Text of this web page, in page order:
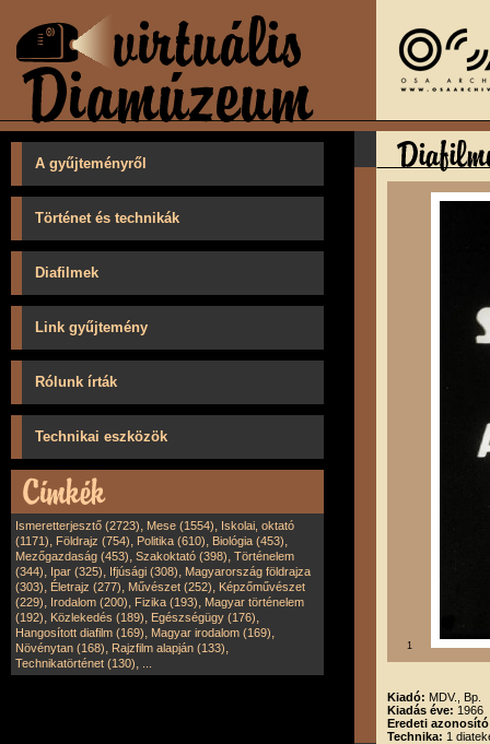
A gyűjteményről
Történet és technikák
Diafilmek
Link gyűjtemény
Rólunk írták
Technikai eszközök
Ismeretterjesztő (2723), Mese (1554), Iskolai, oktató
(1171), Földrajz (754), Politika (610), Biológia (453),
Mezőgazdaság (453), Szakoktató (398), Történelem
(344), Ipar (325), Ifjúsági (308), Magyarország földrajza
(303), Életrajz (277), Művészet (252), Képzőművészet
(229), Irodalom (200), Fizika (193), Magyar történelem
(192), Közlekedés (189), Egészségügy (176),
Hangosított diafilm (169), Magyar irodalom (169),
Növénytan (168), Rajzfilm alapján (133),
Technikatörténet (130),
1
Kiadó: MDV., Bp.
Kiadás éve: 1966
Eredeti
Technika: 1